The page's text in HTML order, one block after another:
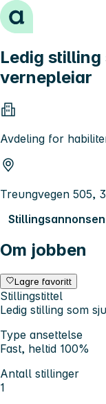
Hopp til innhold
Ledig
vernepleiar
Avdeling for
Treungvegen 505,
Om jobben
Lagre favoritt
Stillingstittel
Ledig stilling som
Type ansettelse
Fast, heltid 100%
Antall stillinger
1